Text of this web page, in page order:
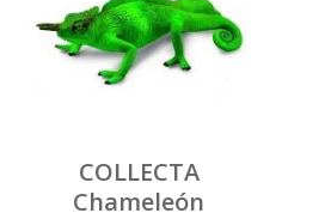
COLLECTA
Chameleón